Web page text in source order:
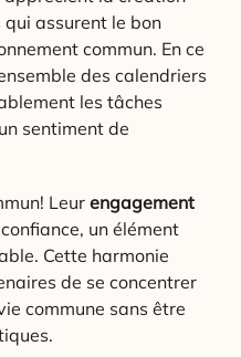
assurent le bon
commun. En ce
des calendriers
les tâches
sentiment de
Leur engagement
un élément
Cette harmonie
de se concentrer
commune sans être